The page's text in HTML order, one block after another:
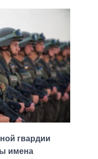
гвардии
имена